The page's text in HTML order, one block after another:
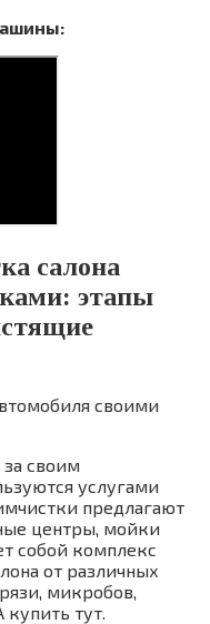
салона
этапы
своим
услугами
предлагают
центры, мойки
собой комплекс
от различных
микробов,
тут.